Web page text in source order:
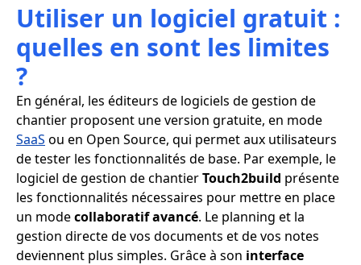
Utiliser un logiciel gratuit :
quelles en sont les limites
?
En général, les éditeurs de logiciels de gestion de
chantier proposent une version gratuite, en mode
SaaS ou en Open Source, qui permet aux utilisateurs
de tester les fonctionnalités de base. Par exemple, le
logiciel de gestion de chantierTouch2build présente
les fonctionnalités nécessaires pour mettre en place
un modecollaboratif avancé. Le planning et la
gestion directe de vos documents et de vos notes
deviennent plus simples. Grâce à son interface